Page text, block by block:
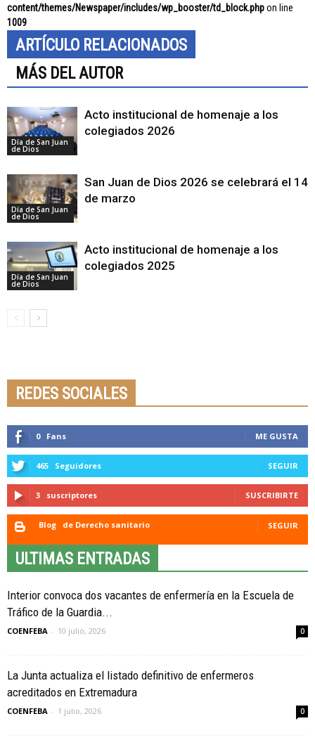
content/themes/Newspaper/includes/wp_booster/td_block.phpon line
1009
ARTÍCULO RELACIONADOS
MÁS DEL AUTOR
Día de San Juan
de Dios
Acto institucional de homenaje a los
colegiados 2026
Día de San Juan
de Dios
San Juan de Dios 2026 se celebrará el 14
de marzo
Día de San Juan
de Dios
Acto institucional de homenaje a los
colegiados 2025
REDES SOCIALES
0 Fans ME GUSTA
465 Seguidores SEGUIR
3 suscriptores SUSCRIBIRTE
Blog de Derecho sanitario SEGUIR
ULTIMAS ENTRADAS
Interior convoca dos vacantes de enfermería en la Escuela de
Tráfico de la Guardia...
COENFEBA - 10 julio, 2026 0
La Junta actualiza el listado definitivo de enfermeros
acreditados en Extremadura
COENFEBA - 1 julio, 2026 0